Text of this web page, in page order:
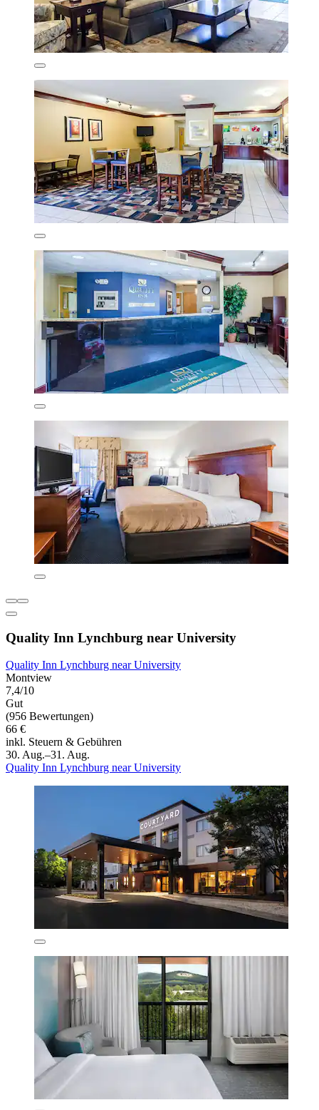
Quality Inn Lynchburg near University
Quality Inn Lynchburg near University
Montview
7,4/10
Gut
(956 Bewertungen)
66 €
inkl. Steuern & Gebühren
30. Aug.–31. Aug.
Quality Inn Lynchburg near University